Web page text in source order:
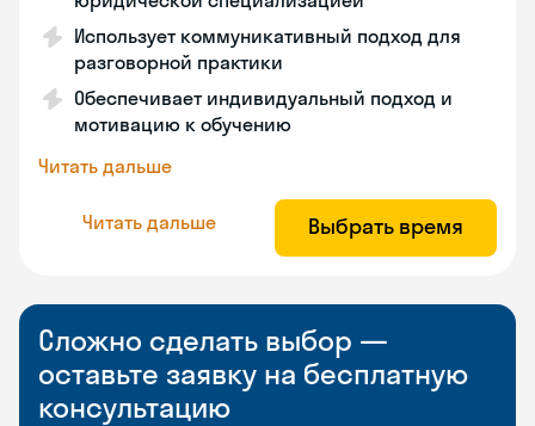
Использует коммуникативный подход для
разговорной практики
Обеспечивает индивидуальный подход и
мотивацию к обучению
Читать дальше
Читать дальше Выбрать время
Сложно сделать выбор —
оставьте заявку на бесплатную
консультацию